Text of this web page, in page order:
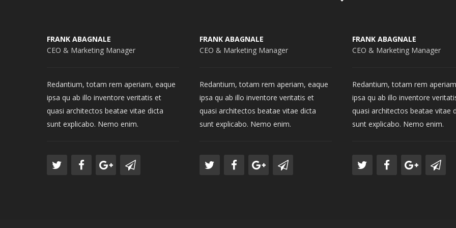
FRANK ABAGNALE
CEO & Marketing Manager
Redantium, totam rem aperiam, eaque
ipsa qu ab illo inventore veritatis et
quasi architectos beatae vitae dicta
sunt explicabo. Nemo enim.
FRANK ABAGNALE
CEO & Marketing Manager
Redantium, totam rem aperiam, eaque
ipsa qu ab illo inventore veritatis et
quasi architectos beatae vitae dicta
sunt explicabo. Nemo enim.
FRANK ABAGNALE
CEO & Marketing Manager
Redantium, totam rem
ipsa qu ab illo inventore
quasi architectos beatae vitae
sunt explicabo. Nemo enim.